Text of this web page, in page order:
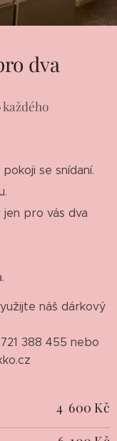
dva
se snídaní.
jen pro vás dva
náš dárkový
388 455 nebo
4 600 Kč